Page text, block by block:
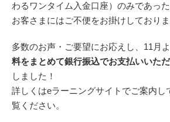
わるワンタイム入金口座）のみであっ
お客さまにはご不便をお掛けしておりま
多数のお声・ご要望にお応えし、11月
料をまとめて銀行振込でお支払いいた
しました！
詳しくはeラーニングサイトでご案内し
覧ください。